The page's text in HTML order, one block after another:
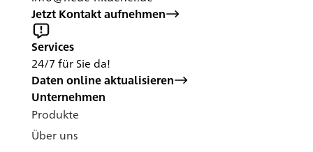
Jetzt Kontakt aufnehmen
Services
24/7 für Sie da!
Daten online aktualisieren
Unternehmen
Produkte
Über uns